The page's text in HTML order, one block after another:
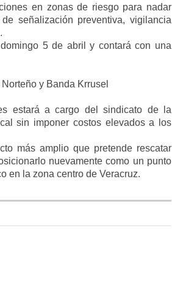
en zonas de riesgo para nadar
señalización preventiva, vigilancia
5 de abril y contará con una
y Banda Krrusel
estará a cargo del sindicato de la
sin imponer costos elevados a los
más amplio que pretende rescatar
nuevamente como un punto
en la zona centro de Veracruz.